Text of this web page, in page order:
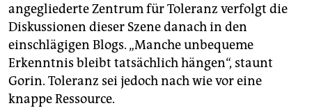
angegliederte Zentrum für Toleranz verfolgt die
Diskussionen dieser Szene danach in den
einschlägigen Blogs. „Manche unbequeme
Erkenntnis bleibt tatsächlich hängen“, staunt
Gorin. Toleranz sei jedoch nach wie vor eine
knappe Ressource.